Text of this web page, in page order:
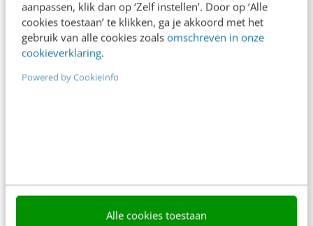
aanpassen, klik dan op ‘Zelf instellen’. Door op ‘Alle
cookies toestaan’ te klikken, ga je akkoord met het
gebruik van alle cookies zoals omschreven in onze
cookieverklaring.
Powered by CookieInfo
Alle cookies toestaan
redactie@frankwatching.com
+31 30 200 1045
Tarieven
Contact